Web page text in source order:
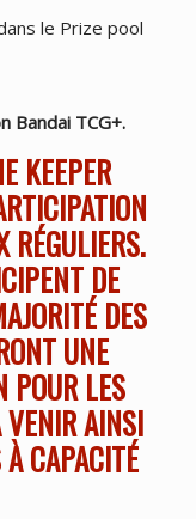
le Prize pool
Bandai TCG+.
KEEPER
RÉGULIERS.
DE
DES
UNE
POUR LES
VENIR AINSI
CAPACITÉ